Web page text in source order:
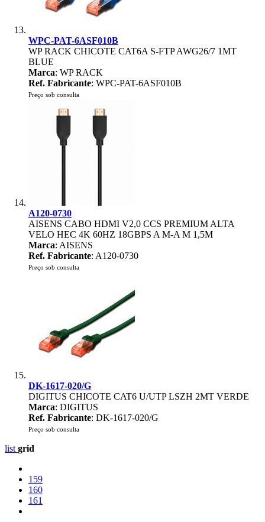
WPC-PAT-6ASF010B
WP RACK CHICOTE CAT6A S-FTP AWG26/7 1MT
BLUE
Marca: WP RACK
Ref. Fabricante: WPC-PAT-6ASF010B
Preço sob consulta
A120-0730
AISENS CABO HDMI V2,0 CCS PREMIUM ALTA
VELO HEC 4K 60HZ 18GBPS A M-A M 1,5M
Marca: AISENS
Ref. Fabricante: A120-0730
Preço sob consulta
DK-1617-020/G
DIGITUS CHICOTE CAT6 U/UTP LSZH 2MT VERDE
Marca: DIGITUS
Ref. Fabricante: DK-1617-020/G
Preço sob consulta
list grid
159
160
161